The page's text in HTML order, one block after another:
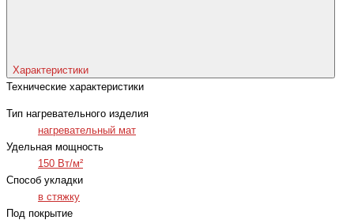
Характеристики
Технические характеристики
Тип нагревательного изделия
нагревательный мат
Удельная мощность
150 Вт/м²
Способ укладки
в стяжку
Под покрытие